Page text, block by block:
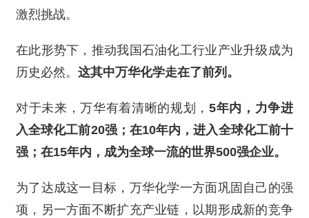
激烈挑战。
在此形势下，推动我国石油化工行业产业升级成为
历史必然。 这其中万华化学走在了前列。
对于未来，万华有着清晰的规划， 5年内，力争进
入全球化工前20强；在10年内，进入全球化工前十
强；在15年内，成为全球一流的世界500强企业。
为了达成这一目标，万华化学一方面巩固自己的强
项，另一方面不断扩充产业链，以期形成新的竞争